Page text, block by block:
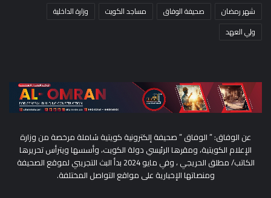
شهر رمضان
صحيفة الوفاق مساجد الكويت
وزارة الداخلية
ولي العهد
عن الوفاق: ” الوفاق ” صحيفة إلكترونية كويتية شاملة مرخصة من وزارة
الإعلام الكويتية، ومقرها الرئيسي دولة الكويت، وأسسها ويترأس تحريرها
الكاتب/ مطلق الحريجي ، وفي مايو 2024 بدأ البث التجريبي لموقع الصحيفة
ومنصاتها الإخبارية على مواقع التواصل المختلفة.